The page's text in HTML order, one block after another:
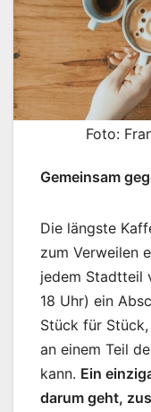
Foto:
Gemeinsam
Die längste
zum Verweilen
jedem Stadtteil
18 Uhr) ein
Stück für
an einem Teil
kann. Ein
darum geht,